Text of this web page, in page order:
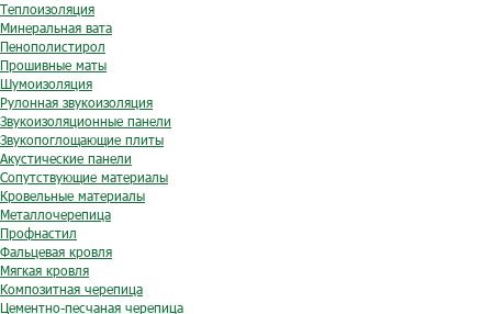
Теплоизоляция
Минеральная вата
Пенополистирол
Прошивные маты
Шумоизоляция
Рулонная звукоизоляция
Звукоизоляционные панели
Звукопоглощающие плиты
Акустические панели
Сопутствующие материалы
Кровельные материалы
Металлочерепица
Профнастил
Фальцевая кровля
Мягкая кровля
Композитная черепица
Цементно-песчаная черепица